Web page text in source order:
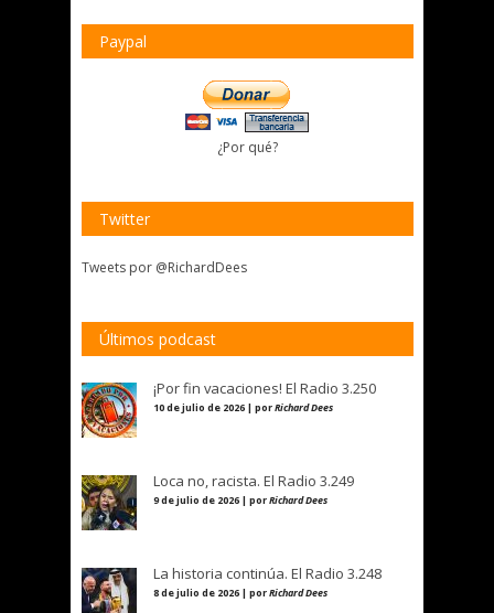
Paypal
¿Por qué?
Twitter
Tweets por @RichardDees
Últimos podcast
¡Por fin vacaciones! El Radio 3.250
10 de julio de 2026 | porRichard Dees
Loca no, racista. El Radio 3.249
9 de julio de 2026 | porRichard Dees
La historia continúa. El Radio 3.248
8 de julio de 2026 | porRichard Dees